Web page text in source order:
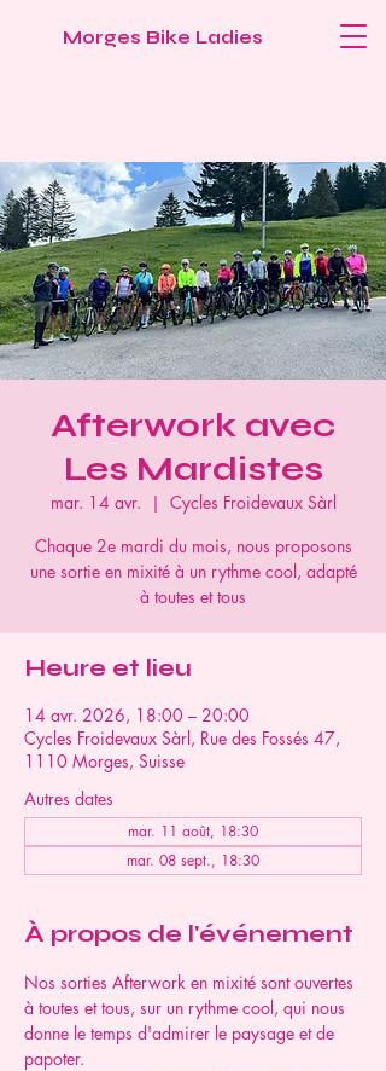
Morges Bike Ladies
Afterwork avec
Les Mardistes
mar. 14 avr.
  |
Cycles Froidevaux Sàrl
Chaque 2e mardi du mois, nous proposons
une sortie en mixité à un rythme cool, adapté
à toutes et tous
Heure et lieu
14 avr. 2026, 18:00 – 20:00
Cycles Froidevaux Sàrl, Rue des Fossés 47,
1110 Morges, Suisse
Autres dates
mar. 11 août, 18:30
mar. 08 sept., 18:30
À propos de l'événement
Nos sorties Afterwork en mixité sont ouvertes
à toutes et tous, sur un rythme cool, qui nous
donne le temps d'admirer le paysage et de
papoter.